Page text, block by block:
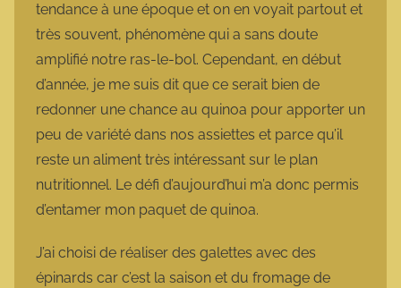
tendance à une époque et on en voyait partout et
très souvent, phénomène qui a sans doute
amplifié notre ras-le-bol. Cependant, en début
d’année, je me suis dit que ce serait bien de
redonner une chance au quinoa pour apporter un
peu de variété dans nos assiettes et parce qu’il
reste un aliment très intéressant sur le plan
nutritionnel. Le défi d’aujourd’hui m’a donc permis
d’entamer mon paquet de quinoa.
J’ai choisi de réaliser des galettes avec des
épinards car c’est la saison et du fromage de